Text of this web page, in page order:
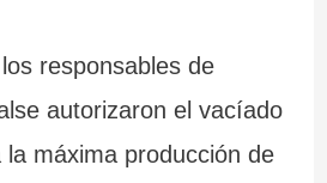
responsables de
autorizaron el vacíado
máxima producción de